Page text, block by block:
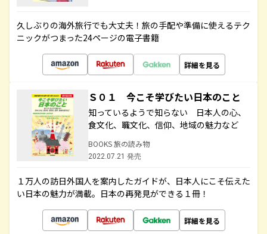
久しぶりの海外旅行でも大丈夫！旅の手配や準備に使えるテク
ニックがつまった24ページの電子書籍
詳細を見る
Ｓ０１ 今こそ学びたい日本のこと
知っているようで知らない 日本人の心、
食文化、職文化、信仰、地域の魅力など
BOOKS 旅の読み物
2022.07.21 発売
１万人の訪日外国人を案内したガイドが、日本人にこそ伝えた
い日本の魅力が満載。日本の再発見ができる１冊！
詳細を見る